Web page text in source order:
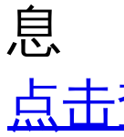
息
点